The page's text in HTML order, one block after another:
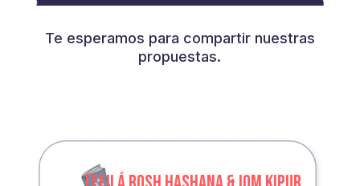
Te esperamos para compartir nuestras
propuestas.